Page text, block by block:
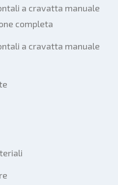
a cravatta manuale
completa
a cravatta manuale